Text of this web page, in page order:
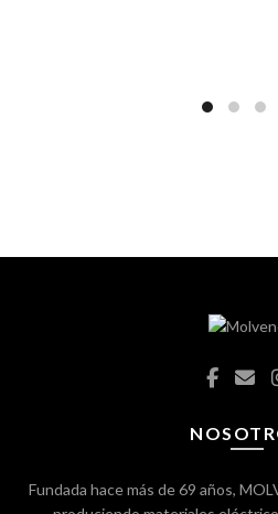
Fundada hace más de 69 años,